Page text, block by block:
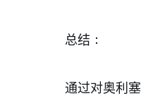
总结：
通过对奥利